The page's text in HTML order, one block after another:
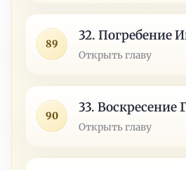
89
32. Погребение
Открыть главу
90
33. Воскресение
Открыть главу